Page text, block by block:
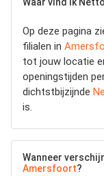
Op deze pagina
filialen in
tot jouw locatie
openingstijden
dichtstbijzijnde
is.
Wanneer
Amersfoort?